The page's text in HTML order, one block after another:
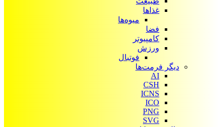
غذاها
میوه‌ها
فضا
کامپیوتر
ورزش
فوتبال
دیگر فرمت‌ها
AI
CSH
ICNS
ICO
PNG
SVG